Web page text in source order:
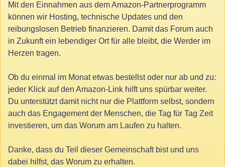
Mit den Einnahmen aus dem Amazon-Partnerprogramm
können wir Hosting, technische Updates und den
reibungslosen Betrieb finanzieren. Damit das Forum auch
in Zukunft ein lebendiger Ort für alle bleibt, die Werder im
Herzen tragen.
Ob du einmal im Monat etwas bestellst oder nur ab und zu:
jeder Klick auf den Amazon-Link hilft uns spürbar weiter.
Du unterstützt damit nicht nur die Plattform selbst, sondern
auch das Engagement der Menschen, die Tag für Tag Zeit
investieren, um das Worum am Laufen zu halten.
Danke, dass du Teil dieser Gemeinschaft bist und uns
dabei hilfst, das Worum zu erhalten.